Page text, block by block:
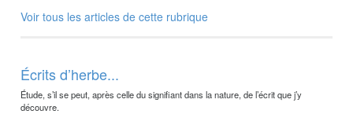
Voir tous les articles de cette rubrique
Écrits d’herbe...
Étude, s’il se peut, après celle du signifiant dans la nature, de l’écrit que j’y
découvre.